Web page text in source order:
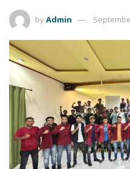
byAdmin